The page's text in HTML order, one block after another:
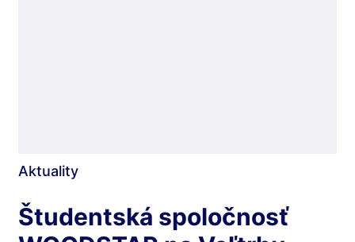
Aktuality
Študentská spoločnosť